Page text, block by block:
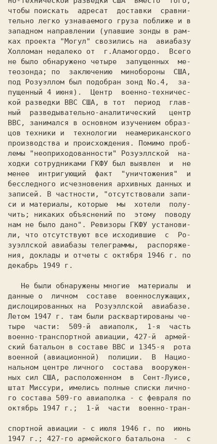
чтобы поискать  адресат  доставки  сравни-
тельно легко узнаваемого груза поближе и в
западном направлении (упавшие зонды в рам-
ках проекта "Могул" свозились на  авиабазу
Холломан недалеко от  г.Аламогордо.  Всего
не было обнаружено четыре  запущенных  ме-
теозонда; по  заключению  минобороны  США,
под Розуэллом был подобран зонд No.4,  за-
пущенный 4 июня).  Центр  военно-техничес-
кой разведки ВВС США, в тот  период  глав-
ный  разведывательно-аналитический   центр
ВВС, занимался в основном изучением образ-
цов техники и  технологии  неамериканского
производства и происхождения. Помимо проб-
лемы "неоприходованности" Розуэллской  на-
ходки сотрудниками ГКФУ был выявлен  и  не
менее  интригующий  факт  "уничтожения"  и
бесследного исчезновения архивных данных и
записей. В частности, "отсутствовали запи-
си и материалы, которые  мы  хотели  полу-
чить; никаких объяснений по  этому  поводу
нам не было дано". Ревизоры ГКФУ установи-
ли, что отсутствуют все исходившие  с  Ро-
зуэллской авиабазы телеграммы,  распоряже-
ния, доклады и отчеты с октября 1946 г. по
декабрь 1949 г.
данные о  личном  составе  военнослужащих,
дислоцированных на  Розуэллской  авиабазе.
Летом 1947 г. там были расквартированы че-
тыре  части:  509-й  авиаполк,  1-я  часть
военно-транспортной авиации, 427-й  армей-
ский батальон в составе ВВС и 1345-я  рота
военной (авиационной)  полиции.  В  Hацио-
нальном центре личного  состава  вооружен-
ных сил США, расположенном  в  Сент-Луисе,
штат Миссури, имелись полные списки лично-
го состава 509-го авиаполка - с февраля по
октябрь 1947 г.;  1-й  части  военно-тран-
спортной авиации - с июля 1946 г. по  июнь
1947 г.; 427-го армейского батальона  -  с